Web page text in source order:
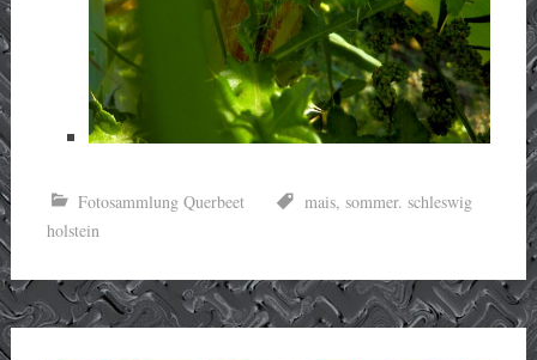
Fotosammlung Querbeet mais, sommer. schleswig
holstein